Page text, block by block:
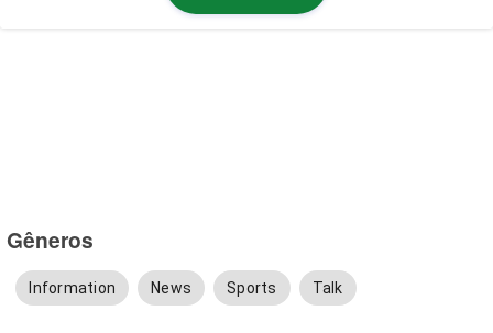
Gêneros
Information News Sports Talk